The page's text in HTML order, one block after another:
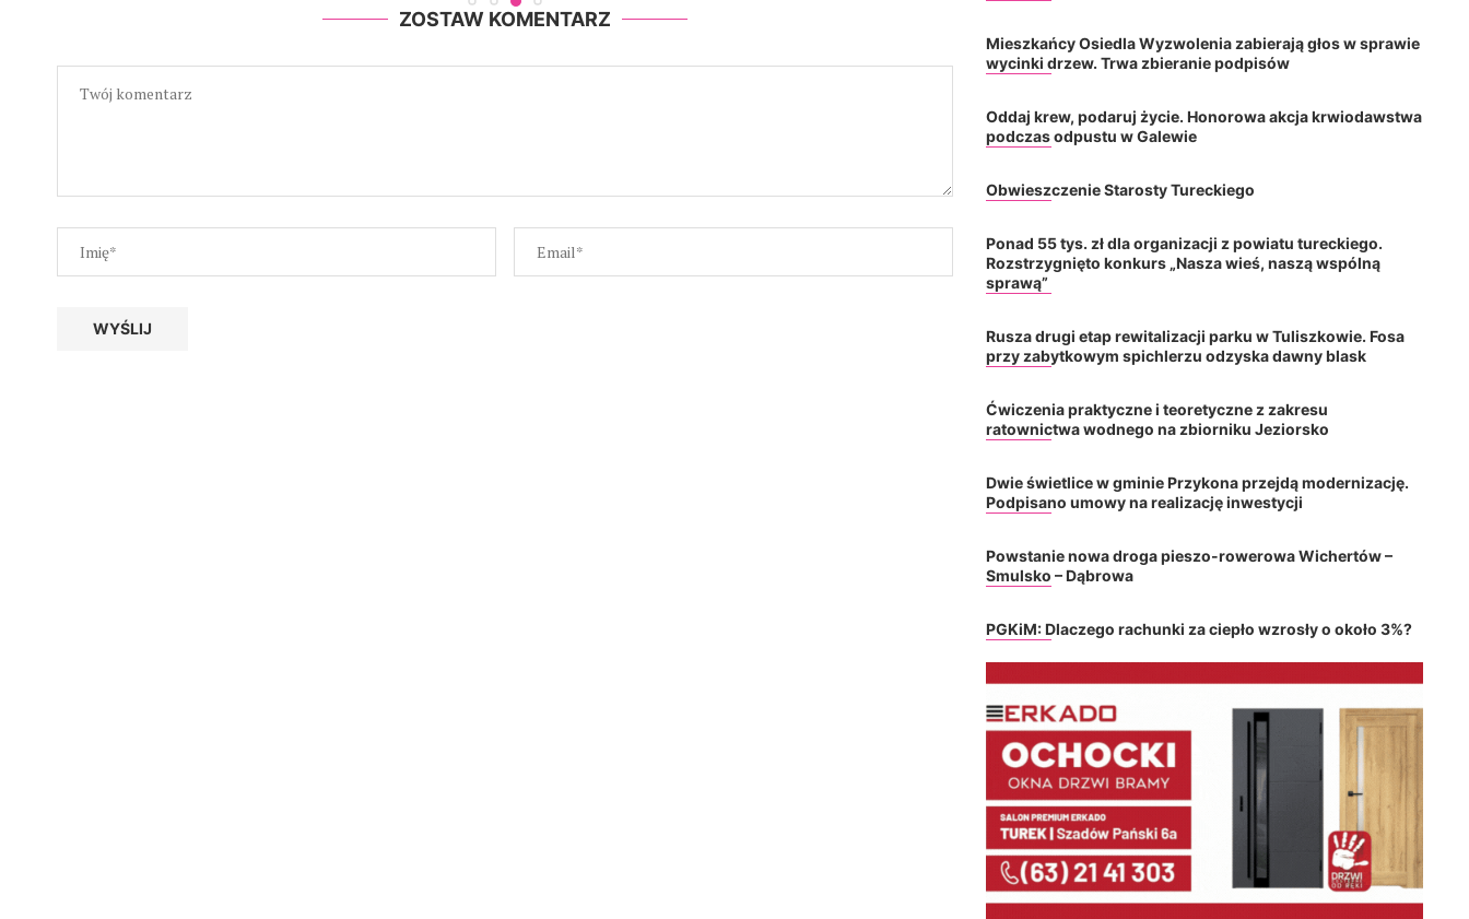
ZOSTAW KOMENTARZ
Mieszkańcy Osiedla Wyzwolenia zabierają głos w sprawie
wycinki drzew. Trwa zbieranie podpisów
Oddaj krew, podaruj życie. Honorowa akcja krwiodawstwa
podczas odpustu w Galewie
Obwieszczenie Starosty Tureckiego
Ponad 55 tys. zł dla organizacji z powiatu tureckiego.
Rozstrzygnięto konkurs „Nasza wieś, naszą wspólną
sprawą”
Rusza drugi etap rewitalizacji parku w Tuliszkowie. Fosa
przy zabytkowym spichlerzu odzyska dawny blask
Ćwiczenia praktyczne i teoretyczne z zakresu
ratownictwa wodnego na zbiorniku Jeziorsko
Dwie świetlice w gminie Przykona przejdą modernizację.
Podpisano umowy na realizację inwestycji
Powstanie nowa droga pieszo-rowerowa Wichertów –
Smulsko – Dąbrowa
PGKiM: Dlaczego rachunki za ciepło wzrosły o około 3%?